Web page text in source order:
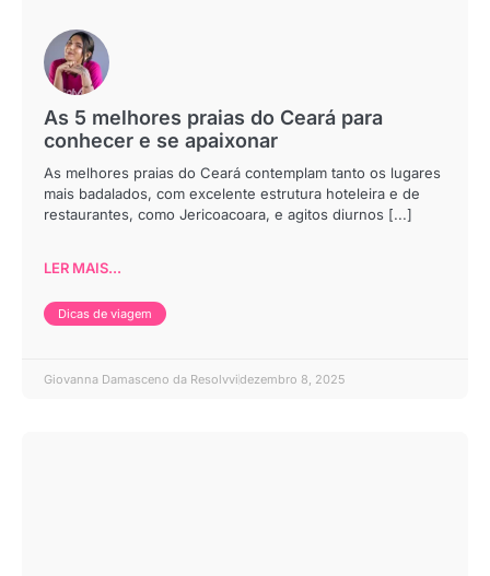
As 5 melhores praias do Ceará para
conhecer e se apaixonar
As melhores praias do Ceará contemplam tanto os lugares
mais badalados, com excelente estrutura hoteleira e de
restaurantes, como Jericoacoara, e agitos diurnos [...]
LER MAIS...
Dicas de viagem
Giovanna Damasceno da Resolvvidezembro 8, 2025